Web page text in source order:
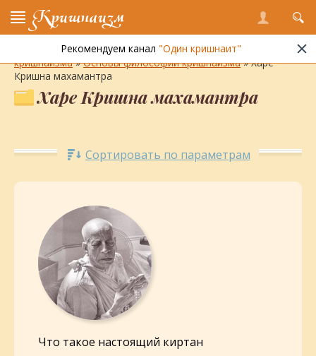
Кришнаизм
Рекомендуем канал"Один кришнаит"
Энциклопедия кришнаизма»Философия и практика
кришнаизма»Основы философии кришнаизма» Харе
Кришна махамантра
Харе Кришна махамантра
Сортировать по параметрам
Что такое настоящий киртан